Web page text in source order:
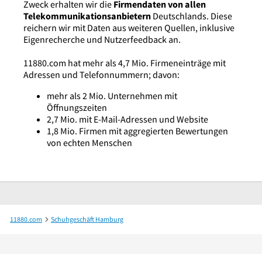
Zweck erhalten wir die Firmendaten von allen
Telekommunikationsanbietern Deutschlands. Diese
reichern wir mit Daten aus weiteren Quellen, inklusive
Eigenrecherche und Nutzerfeedback an.
11880.com hat mehr als 4,7 Mio. Firmeneinträge mit
Adressen und Telefonnummern; davon:
mehr als 2 Mio. Unternehmen mit
Öffnungszeiten
2,7 Mio. mit E-Mail-Adressen und Website
1,8 Mio. Firmen mit aggregierten Bewertungen
von echten Menschen
11880.com
Schuhgeschäft Hamburg